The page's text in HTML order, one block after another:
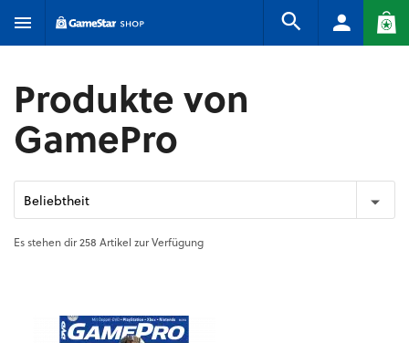
Produkte von
GamePro
Beliebtheit
Es stehen dir 258 Artikel zur Verfügung